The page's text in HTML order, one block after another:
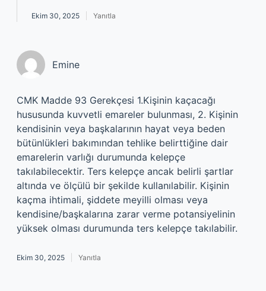
Ekim 30, 2025 Yanıtla
Emine
CMK Madde 93 Gerekçesi 1.Kişinin kaçacağı
hususunda kuvvetli emareler bulunması, 2. Kişinin
kendisinin veya başkalarının hayat veya beden
bütünlükleri bakımından tehlike belirttiğine dair
emarelerin varlığı durumunda kelepçe
takılabilecektir. Ters kelepçe ancak belirli şartlar
altında ve ölçülü bir şekilde kullanılabilir. Kişinin
kaçma ihtimali, şiddete meyilli olması veya
kendisine/başkalarına zarar verme potansiyelinin
yüksek olması durumunda ters kelepçe takılabilir.
Ekim 30, 2025 Yanıtla